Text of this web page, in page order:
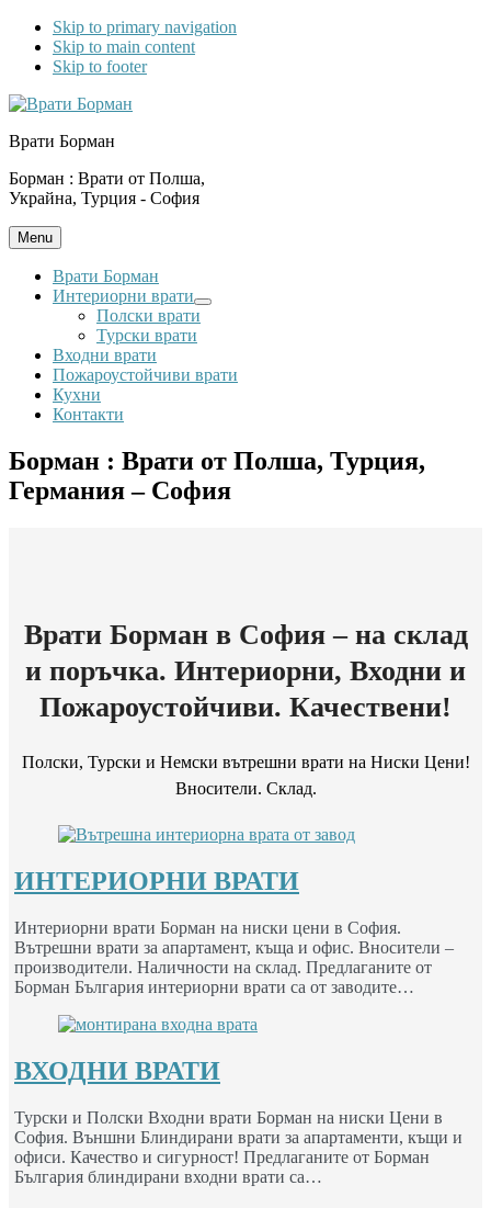
Skip to primary navigation
Skip to main content
Skip to footer
Врати Борман
Борман : Врати от Полша,
Украйна, Турция - София
Menu
Врати Борман
Интериорни врати
Submenu
Полски врати
Турски врати
Входни врати
Пожароустойчиви врати
Кухни
Контакти
Борман : Врати от Полша, Турция,
Германия – София
Врати Борман в София – на склад
и поръчка. Интериорни, Входни и
Пожароустойчиви. Качествени!
Полски, Турски и Немски вътрешни врати на Ниски Цени!
Вносители. Склад.
ИНТЕРИОРНИ ВРАТИ
Интериорни врати Борман на ниски цени в София.
Вътрешни врати за апартамент, къща и офис. Вносители –
производители. Наличности на склад. Предлаганите от
Борман България интериорни врати са от заводите…
ВХОДНИ ВРАТИ
Турски и Полски Входни врати Борман на ниски Цени в
София. Външни Блиндирани врати за апартаменти, къщи и
офиси. Качество и сигурност! Предлаганите от Борман
България блиндирани входни врати са…